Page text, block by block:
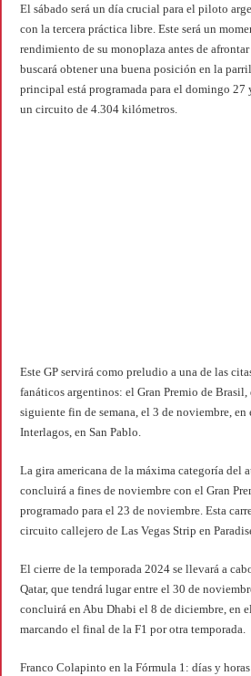
El sábado será un día crucial para el piloto
con la tercera práctica libre. Este será un
rendimiento de su monoplaza antes de
buscará obtener una buena posición en la
principal está programada para el domingo 27
un circuito de 4.304 kilómetros.
Este GP servirá como preludio a una de las
fanáticos argentinos: el Gran Premio de Brasil,
siguiente fin de semana, el 3 de noviembre,
Interlagos, en San Pablo.
La gira americana de la máxima categoría del
concluirá a fines de noviembre con el Gran
programado para el 23 de noviembre. Esta
circuito callejero de Las Vegas Strip en
El cierre de la temporada 2024 se llevará a
Qatar, que tendrá lugar entre el 30 de
concluirá en Abu Dhabi el 8 de diciembre, en
marcando el final de la F1 por otra temporada.
Franco Colapinto en la Fórmula 1: días y